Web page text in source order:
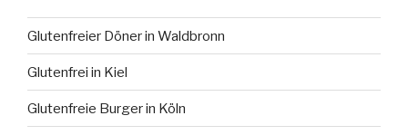
Glutenfreier Döner in Waldbronn
Glutenfrei in Kiel
Glutenfreie Burger in Köln